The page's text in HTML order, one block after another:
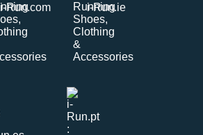
i-Run.com i-Run.ie